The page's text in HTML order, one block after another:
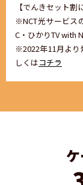
【でんきセット割
※NCT光サービス
C・ひかりTV with
※2022年11月より
しくはコチラ